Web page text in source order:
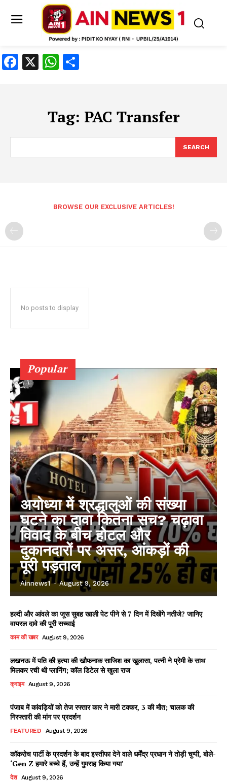
Facebook
X WhatsApp
Share
Read Latest News on AIN
Facebook
X WhatsApp
Tag: PAC Transfer
SEARCH
BROWSE OUR EXCLUSIVE ARTICLES!
No posts to display
Popular
अयोध्या में श्रद्धालुओं की संख्या
घटने का दावा कितना सच? चढ़ावा
विवाद के बीच होटल और
दुकानदारों पर असर, आंकड़ों की
पूरी पड़ताल
Ainnews1 - August 9, 2026
हल्दी और आंवले का जूस सुबह खाली पेट पीने से 7 दिन में दिखेंगे नतीजे? जानिए
वायरल दावे की पूरी सच्चाई
काम की खबर August 9, 2026
लखनऊ में पति की हत्या की खौफनाक साजिश का खुलासा, पत्नी ने प्रेमी के साथ
मिलकर रची थी प्लानिंग; कॉल डिटेल से खुला राज
क्राइम August 9, 2026
पंजाब में कांवड़ियों को तेज रफ्तार कार ने मारी टक्कर, 3 की मौत; चालक की
गिरफ्तारी की मांग पर प्रदर्शन
FEATURED August 9, 2026
कॉकरोच पार्टी के प्रदर्शन के बाद इस्तीफा देने वाले धर्मेंद्र प्रधान ने तोड़ी चुप्पी, बोले-
‘Gen Z हमारे बच्चे हैं, उन्हें गुमराह किया गया’
देश August 9, 2026